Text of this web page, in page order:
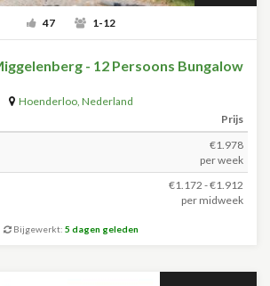
47 1-12
- 12 Persoons Bungalow
Hoenderloo, Nederland
Prijs
€1.978
per week
€1.172 - €1.912
per midweek
Bijgewerkt: 5 dagen geleden